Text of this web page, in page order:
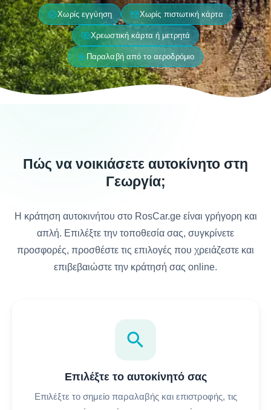
verifiedΧωρίς εγγύηση credit_card_offΧωρίς πιστωτική κάρτα
paymentsΧρεωστική κάρτα ή μετρητά
flight_land Παραλαβή από το αεροδρόμιο
Πώς να νοικιάσετε αυτοκίνητο στη
Γεωργία;
Η κράτηση αυτοκινήτου στο RosCar.ge είναι γρήγορη και
απλή. Επιλέξτε την τοποθεσία σας, συγκρίνετε
προσφορές, προσθέστε τις επιλογές που χρειάζεστε και
επιβεβαιώστε την κράτησή σας online.
search
Επιλέξτε το αυτοκίνητό σας
Επιλέξτε το σημείο παραλαβής και επιστροφής, τις